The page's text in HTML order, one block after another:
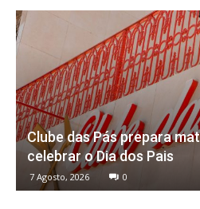
Clube das Pás prepara
celebrar o Dia dos Pais
7 Agosto, 2026 0